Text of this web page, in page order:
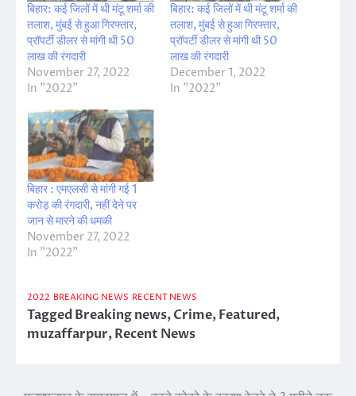
बिहार: कई जिलों में थी मंटू शर्मा की
तलाश, मुंबई से हुआ गिरफ्तार,
प्रॉपर्टी डीलर से मांगी थी 50
लाख की रंगदारी
November 27, 2022
In "2022"
बिहार: कई जिलों में थी मंटू शर्मा की
तलाश, मुंबई से हुआ गिरफ्तार,
प्रॉपर्टी डीलर से मांगी थी 50
लाख की रंगदारी
December 1, 2022
In "2022"
बिहार : एमएलसी से मांगी गई 1
करोड़ की रंगदारी, नहीं देने पर
जान से मारने की धमकी
November 27, 2022
In "2022"
2022 BREAKING NEWS RECENT NEWS
TaggedBreaking news,Crime,Featured,
muzaffarpur,Recent News